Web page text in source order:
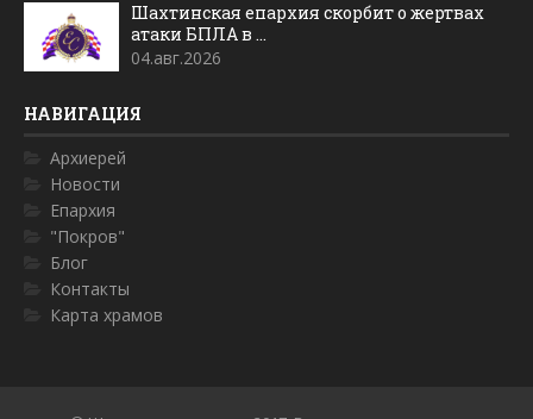
Шахтинская епархия скорбит о жертвах
атаки БПЛА в ...
04.авг.2026
НАВИГАЦИЯ
Архиерей
Новости
Епархия
"Покров"
Блог
Контакты
Карта храмов